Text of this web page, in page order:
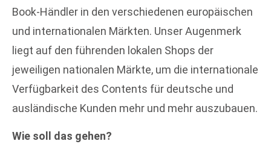
Book-Händler in den verschiedenen europäischen
und internationalen Märkten. Unser Augenmerk
liegt auf den führenden lokalen Shops der
jeweiligen nationalen Märkte, um die internationale
Verfügbarkeit des Contents für deutsche und
ausländische Kunden mehr und mehr auszubauen.
Wie soll das gehen?